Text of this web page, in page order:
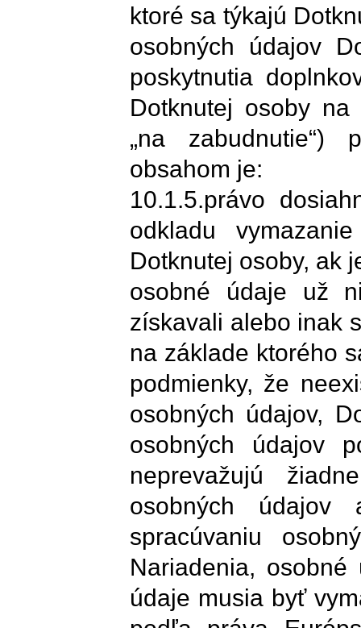
ktoré sa týkajú
osobných údajov
poskytnutia
Dotknutej osoby
„na zabudnutie“)
obsahom je:
10.1.5.právo
odkladu
Dotknutej osoby, ak
osobné údaje už
získavali alebo inak
na základe ktorého
podmienky, že
osobných údajov,
osobných údajov
neprevažujú
osobných údajov
spracúvaniu
Nariadenia,
údaje musia byť